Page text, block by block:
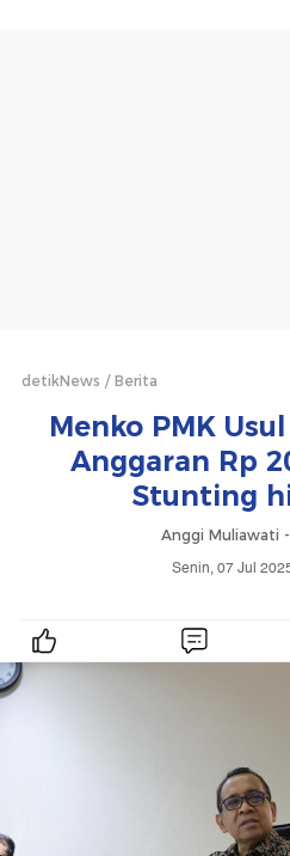
detikNews Berita
Menko PMK
Anggaran Rp
Stunting
Anggi Muliawati -
Senin, 07 Jul